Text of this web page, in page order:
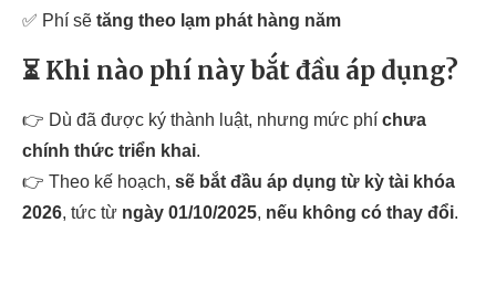
✅ Phí sẽ tăng theo lạm phát hàng năm
⏳ Khi nào phí này bắt đầu áp dụng?
👉 Dù đã được ký thành luật, nhưng mức phí chưa
chính thức triển khai.
👉 Theo kế hoạch, sẽ bắt đầu áp dụng từ kỳ tài khóa
2026, tức từ ngày 01/10/2025, nếu không có thay đổi.